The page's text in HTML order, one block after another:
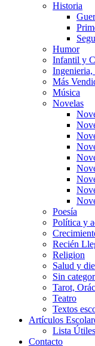
Historia
Humor
Infantil y
Más
Música
Novelas
Poesía
Política y
Recién
Religion
Salud y
Sin
Tarot,
Teatro
Textos
Artículos
Lista
Contacto